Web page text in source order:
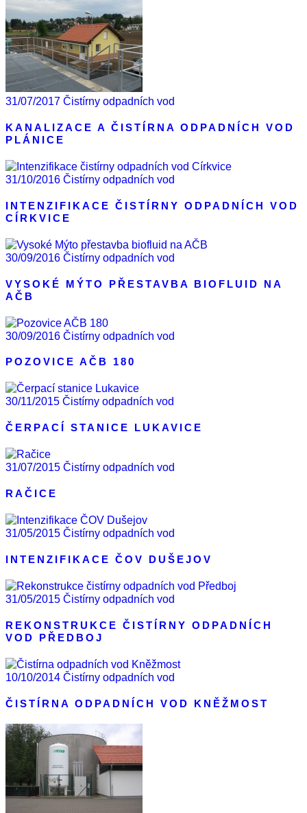
31/07/2017 Čistírny odpadních vod
KANALIZACE A ČISTÍRNA ODPADNÍCH VOD
PLÁNICE
31/10/2016 Čistírny odpadních vod
INTENZIFIKACE ČISTÍRNY ODPADNÍCH VOD
CÍRKVICE
30/09/2016 Čistírny odpadních vod
VYSOKÉ MÝTO PŘESTAVBA BIOFLUID NA
AČB
30/09/2016 Čistírny odpadních vod
POZOVICE AČB 180
30/11/2015 Čistírny odpadních vod
ČERPACÍ STANICE LUKAVICE
31/07/2015 Čistírny odpadních vod
RAČICE
31/05/2015 Čistírny odpadních vod
INTENZIFIKACE ČOV DUŠEJOV
31/05/2015 Čistírny odpadních vod
REKONSTRUKCE ČISTÍRNY ODPADNÍCH
VOD PŘEDBOJ
10/10/2014 Čistírny odpadních vod
ČISTÍRNA ODPADNÍCH VOD KNĚŽMOST